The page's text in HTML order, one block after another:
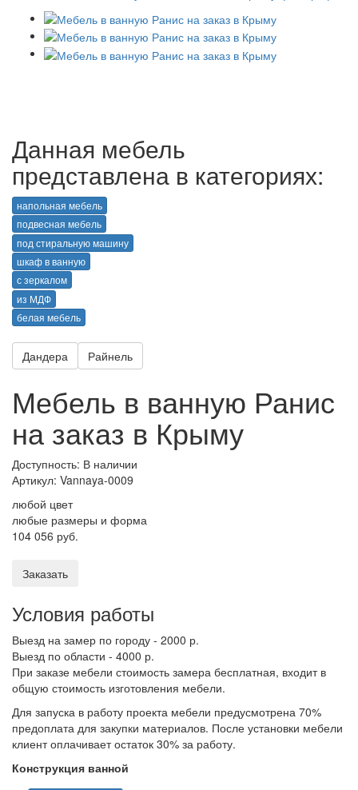
Данная мебель
представлена в категориях:
напольная мебель
подвесная мебель
под стиральную машину
шкаф в ванную
с зеркалом
из МДФ
белая мебель
Дандера Райнель
Мебель в ванную Ранис
на заказ в Крыму
Доступность: В наличии
Артикул: Vannaya-0009
любой цвет
любые размеры и форма
104 056 руб.
Заказать
Условия работы
Выезд на замер по городу - 2000 р.
Выезд по области - 4000 р.
При заказе мебели стоимость замера бесплатная, входит в
общую стоимость изготовления мебели.
Для запуска в работу проекта мебели предусмотрена 70%
предоплата для закупки материалов. После установки мебели
клиент оплачивает остаток 30% за работу.
Конструкция ванной